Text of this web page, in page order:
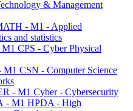
& Management
- M1 - Applied
and statistics
CPS - Cyber Physical
CSN - Computer Science
- M1 Cyber - Cybersecurity
- M1 HPDA - High